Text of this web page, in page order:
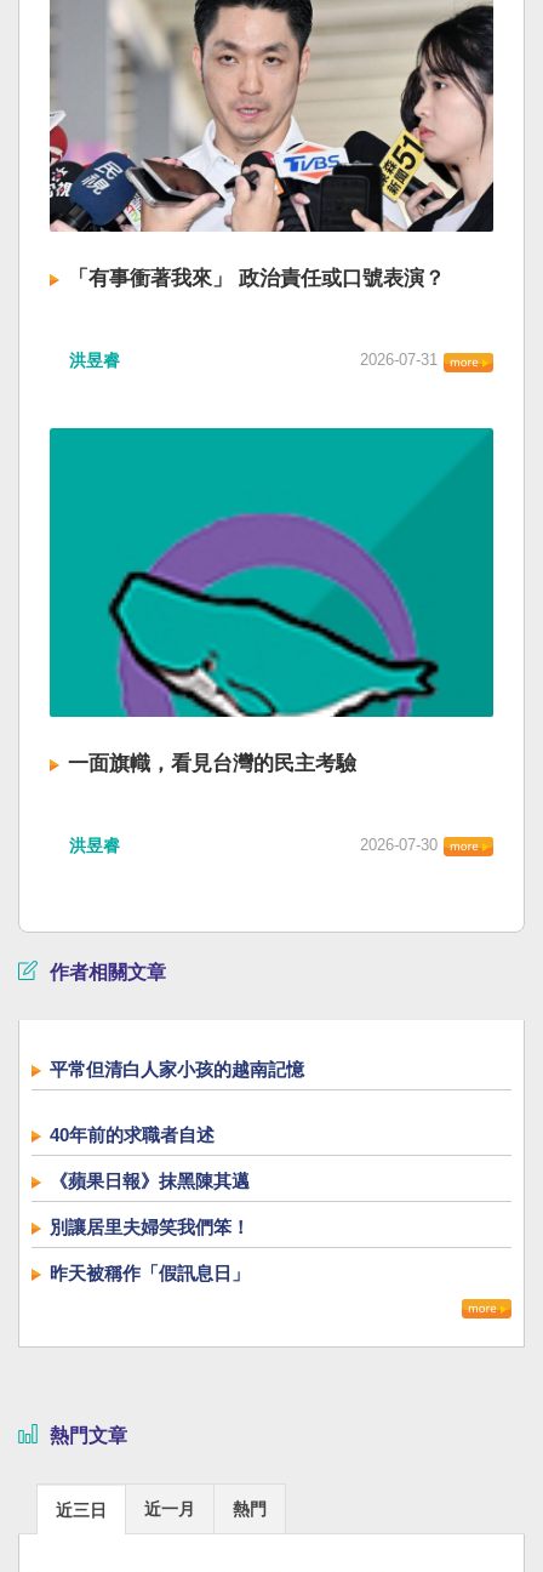
「有事衝著我來」 政治責任或口號表演？
洪昱睿 2026-07-31
一面旗幟，看見台灣的民主考驗
洪昱睿 2026-07-30
作者相關文章
平常但清白人家小孩的越南記憶
40年前的求職者自述
《蘋果日報》抹黑陳其邁
別讓居里夫婦笑我們笨！
昨天被稱作「假訊息日」
熱門文章
近三日 近一月 熱門